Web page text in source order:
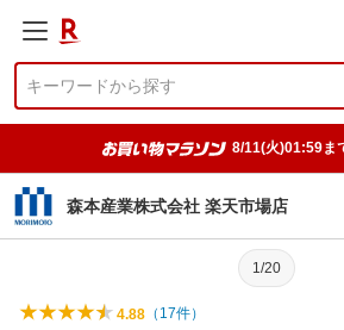
8/11(火)01:59ま
森本産業株式会社 楽天市場店
1/20
4.88 （ 17件）